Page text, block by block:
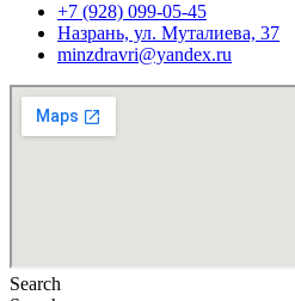
+7 (928) 099-05-45
Назрань, ул. Муталиева, 37
minzdravri@yandex.ru
Search